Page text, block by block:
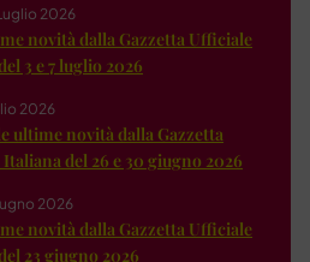
2026
novità dalla Gazzetta Ufficiale
3 e 7 luglio 2026
2026
ultime novità dalla Gazzetta
del 26 e 30 giugno 2026
2026
novità dalla Gazzetta Ufficiale
23 giugno 2026